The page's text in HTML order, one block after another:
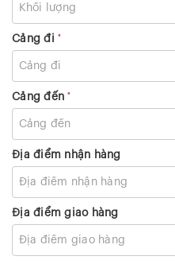
Cảng đi *
Cảng đến*
Địa điểm nhận hàng
Địa điểm giao hàng